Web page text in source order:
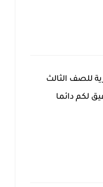
للصف الثالث
لكم دائما